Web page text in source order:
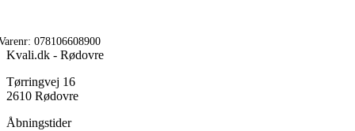
078106608900
Kvali.dk - Rødovre
Tørringvej 16
2610 Rødovre
Åbningstider